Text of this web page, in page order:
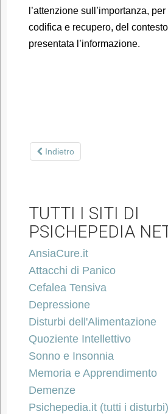
l’attenzione sull’importanza,
codifica e recupero, del
presentata l’informazione.
Indietro
TUTTI I SITI DI
PSICHEPEDIA
AnsiaCure.it
Attacchi di Panico
Cefalea Tensiva
Depressione
Disturbi dell'Alimentazione
Quoziente Intellettivo
Sonno e Insonnia
Memoria e Apprendimento
Demenze
Psichepedia.it (tutti i disturbi)